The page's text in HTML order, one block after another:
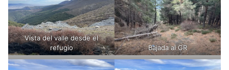
Vista del valle desde el
refugio
Bajada al GR